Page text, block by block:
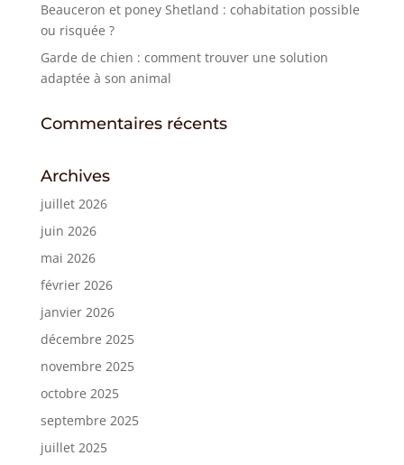
Beauceron et poney Shetland : cohabitation possible
ou risquée ?
Garde de chien : comment trouver une solution
adaptée à son animal
Commentaires récents
Archives
juillet 2026
juin 2026
mai 2026
février 2026
janvier 2026
décembre 2025
novembre 2025
octobre 2025
septembre 2025
juillet 2025